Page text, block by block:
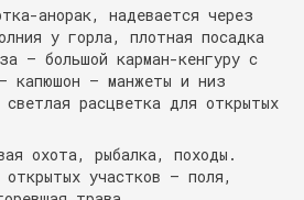
анорак, надевается через
у горла, плотная посадка
— большой карман-кенгуру с
капюшон — манжеты и низ
расцветка для открытых
охота, рыбалка, походы.
участков — поля,